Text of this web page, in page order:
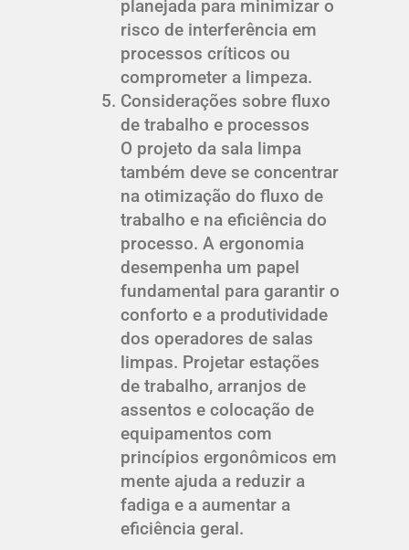
planejada para minimizar o
risco de interferência em
processos críticos ou
comprometer a limpeza.
Considerações sobre fluxo
de trabalho e processos
O projeto da sala limpa
também deve se concentrar
na otimização do fluxo de
trabalho e na eficiência do
processo. A ergonomia
desempenha um papel
fundamental para garantir o
conforto e a produtividade
dos operadores de salas
limpas. Projetar estações
de trabalho, arranjos de
assentos e colocação de
equipamentos com
princípios ergonômicos em
mente ajuda a reduzir a
fadiga e a aumentar a
eficiência geral.